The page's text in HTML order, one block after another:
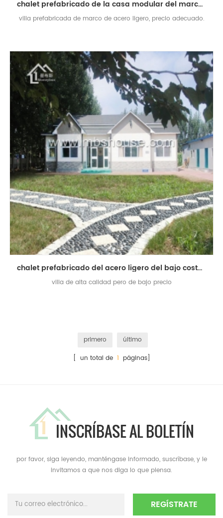
chalet prefabricado de la casa modular del marco ligero de acero del bajo costo
villa prefabricada de marco de acero ligero, precio adecuado.
chalet prefabricado del acero ligero del bajo costo del precio de fábrica en venta
villa de alta calidad pero de bajo precio
primero
último
[ un total de 1 páginas]
INSCRÍBASE AL BOLETÍN
por favor, siga leyendo, manténgase informado, suscríbase, y le
invitamos a que nos diga lo que piensa.